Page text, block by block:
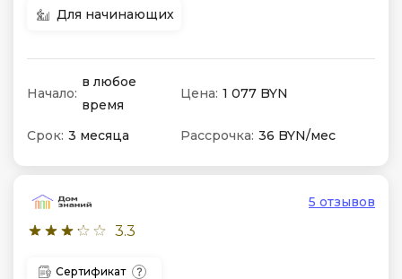
Для начинающих
Начало:
в любое
время
Цена: 1 077 BYN
Срок: 3 месяца Рассрочка: 36 BYN/мес
3.3
5 отзывов
Сертификат